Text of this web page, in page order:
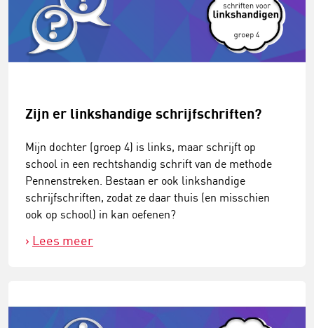
Zijn er linkshandige schrijfschriften?
Mijn dochter (groep 4) is links, maar schrijft op
school in een rechtshandig schrift van de methode
Pennenstreken. Bestaan er ook linkshandige
schrijfschriften, zodat ze daar thuis (en misschien
ook op school) in kan oefenen?
Lees meer